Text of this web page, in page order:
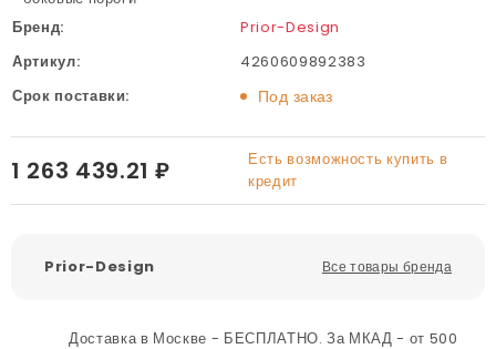
Бренд:
Prior-Design
Артикул:
4260609892383
Срок поставки:
Под заказ
1 263 439.21 ₽
Есть возможность купить в
кредит
Prior-Design Все товары бренда
Доставка в Москве - БЕСПЛАТНО. За МКАД - от 500